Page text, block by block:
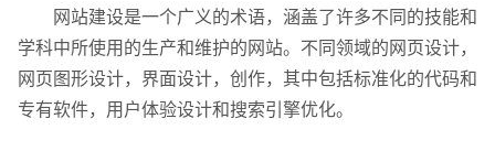
网站建设是一个广义的术语，涵盖了许多不同的技能和
学科中所使用的生产和维护的网站。不同领域的网页设计，
网页图形设计，界面设计，创作，其中包括标准化的代码和
专有软件，用户体验设计和搜索引擎优化。